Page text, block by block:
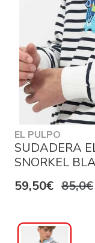
EL PULPO
SUDADERA
SNORKEL
59,50€ 85,0€